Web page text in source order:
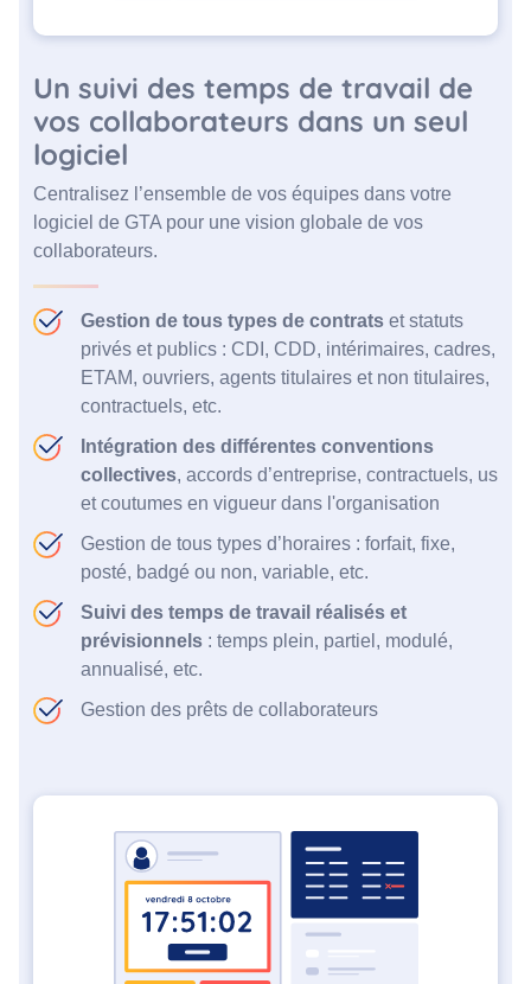
Un suivi des temps de travail de
vos collaborateurs dans un seul
logiciel
Centralisez l’ensemble de vos équipes dans votre
logiciel de GTA pour une vision globale de vos
collaborateurs.
Gestion de tous types de contrats et statuts
privés et publics : CDI, CDD, intérimaires, cadres,
ETAM, ouvriers, agents titulaires et non titulaires,
contractuels, etc.
Intégration des différentes conventions
collectives, accords d’entreprise, contractuels, us
et coutumes en vigueur dans l'organisation
Gestion de tous types d’horaires : forfait, fixe,
posté, badgé ou non, variable, etc.
Suivi des temps de travail réalisés et
prévisionnels : temps plein, partiel, modulé,
annualisé, etc.
Gestion des prêts de collaborateurs